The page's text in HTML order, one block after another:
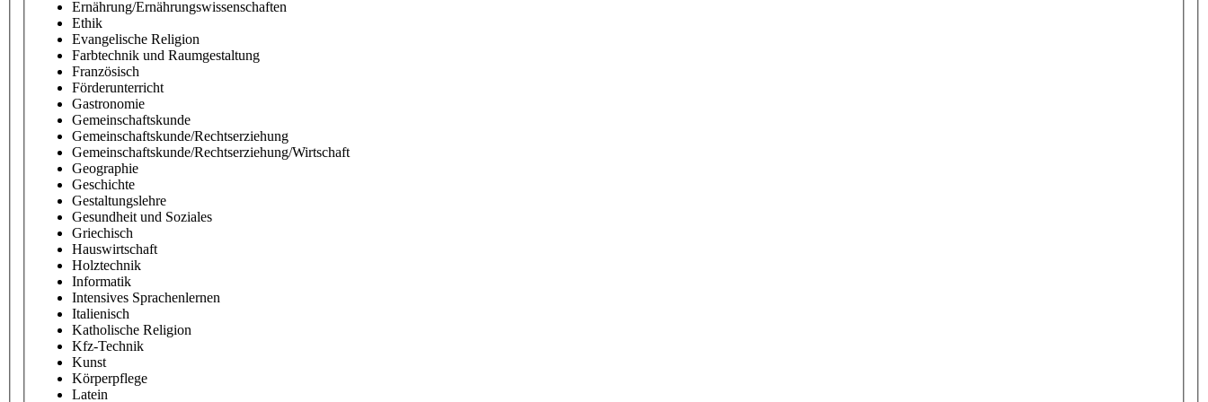
Ernährung/Ernährungswissenschaften
Ethik
Evangelische Religion
Farbtechnik und Raumgestaltung
Französisch
Förderunterricht
Gastronomie
Gemeinschaftskunde
Gemeinschaftskunde/Rechtserziehung
Gemeinschaftskunde/Rechtserziehung/Wirtschaft
Geographie
Geschichte
Gestaltungslehre
Gesundheit und Soziales
Griechisch
Hauswirtschaft
Holztechnik
Informatik
Intensives Sprachenlernen
Italienisch
Katholische Religion
Kfz-Technik
Kunst
Körperpflege
Latein